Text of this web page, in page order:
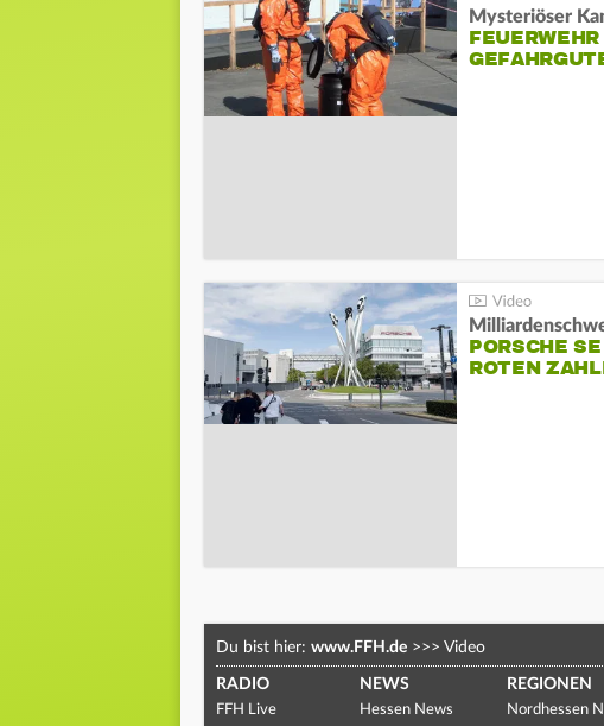
Mysteriöser
PORSCHE
ROTEN
Du bist hier: www.FFH.de >>> Video
RADIO
FFH Live
NEWS
Hessen News
REGIONEN
Nordhessen